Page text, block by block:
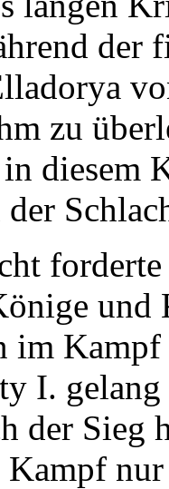
der
zu
diesem
im
I.
der Sieg
Kampf